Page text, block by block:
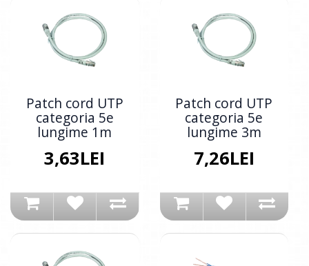
Patch cord UTP
categoria 5e
lungime 1m
3,63LEI
Patch cord UTP
categoria 5e
lungime 3m
7,26LEI